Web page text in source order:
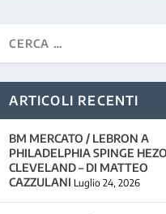
ARTICOLI RECENTI
BM MERCATO / LEBRON A
PHILADELPHIA SPINGE
CLEVELAND – DI MATTEO
CAZZULANI Luglio 24, 2026